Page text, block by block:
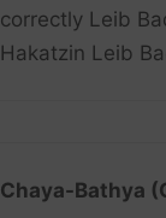
correctly Leib
Hakatzin Leib
Chaya-Bathya